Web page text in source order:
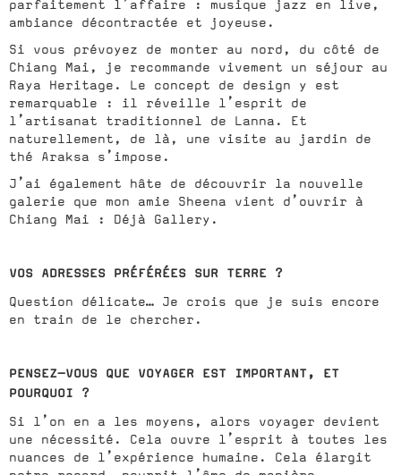
parfaitement l’affaire : musique jazz en live,
ambiance décontractée et joyeuse.
Si vous prévoyez de monter au nord, du côté de
Chiang Mai, je recommande vivement un séjour au
Raya Heritage. Le concept de design y est
remarquable : il réveille l’esprit de
l’artisanat traditionnel de Lanna. Et
naturellement, de là, une visite au jardin de
thé Araksa s’impose.
J’ai également hâte de découvrir la nouvelle
galerie que mon amie Sheena vient d’ouvrir à
Chiang Mai : Déjà Gallery.
VOS ADRESSES PRÉFÉRÉES SUR TERRE ?
Question délicate… Je crois que je suis encore
en train de le chercher.
PENSEZ-VOUS QUE VOYAGER EST IMPORTANT, ET
POURQUOI ?
Si l’on en a les moyens, alors voyager devient
une nécessité. Cela ouvre l’esprit à toutes les
nuances de l’expérience humaine. Cela élargit